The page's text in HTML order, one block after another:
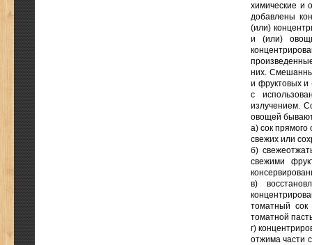
химические и
добавлены
(или)
и (или)
них.
и фруктовых и
с
излучением.
овощей
а) сок
свежих или
б)
свежими
в)
томатный сок
томатной
г)
отжима части